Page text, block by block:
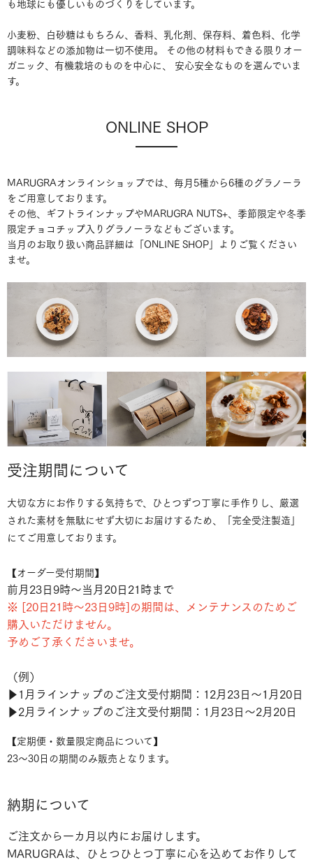
も地球にも優しいものづくりをしています。
小麦粉、白砂糖はもちろん、香料、乳化剤、保存料、着色料、化学
調味料などの添加物は一切不使用。 その他の材料もできる限りオー
ガニック、有機栽培のものを中心に、 安心安全なものを選んでいま
す。
ONLINE SHOP
MARUGRAオンラインショップでは、毎月5種から6種のグラノーラ
をご用意しております。
その他、ギフトラインナップやMARUGRA NUTS+、季節限定や冬季
限定チョコチップ入りグラノーラなどもございます。
当月のお取り扱い商品詳細は「ONLINE SHOP」よりご覧ください
ませ。
受注期間について
大切な方にお作りする気持ちで、ひとつずつ丁寧に手作りし、 厳選
された素材を無駄にせず大切にお届けするため、「完全受注製造」
にてご用意しております。
【オーダー受付期間】
前月23日9時〜当月20日21時まで
※ [20日21時～23日9時]の期間は、メンテナンスのためご
購入いただけません。
予めご了承くださいませ。
（例）
▶︎1月ラインナップのご注文受付期間：12月23日～1月20日
▶︎2月ラインナップのご注文受付期間：1月23日～2月20日
【定期便・数量限定商品について】
23〜30日の期間のみ販売となります。
納期について
ご注文から一カ月以内にお届けします。
MARUGRAは、ひとつひとつ丁寧に心を込めてお作りして